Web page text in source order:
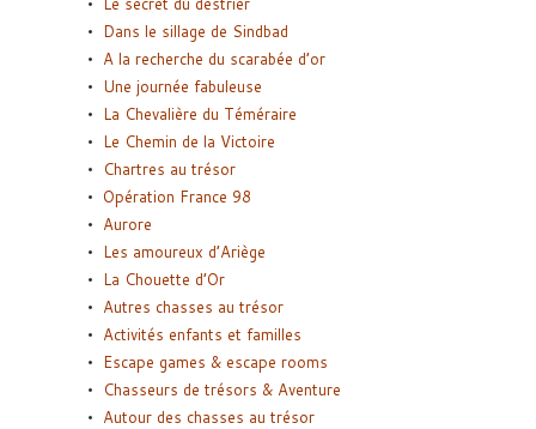
Dans le sillage de Sindbad
A la recherche du scarabée d’or
Une journée fabuleuse
La Chevalière du Téméraire
Le Chemin de la Victoire
Chartres au trésor
Opération France 98
Aurore
Les amoureux d’Ariège
La Chouette d’Or
Autres chasses au trésor
Activités enfants et familles
Escape games & escape rooms
Chasseurs de trésors & Aventure
Autour des chasses au trésor